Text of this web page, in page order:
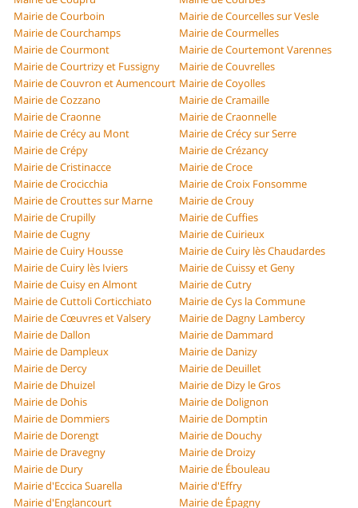
Mairie de Courboin
Mairie de Courcelles sur Vesle
Mairie de Courchamps
Mairie de Courmelles
Mairie de Courmont
Mairie de Courtemont Varennes
Mairie de Courtrizy et Fussigny
Mairie de Couvrelles
Mairie de Couvron et Aumencourt Mairie de Coyolles
Mairie de Cozzano
Mairie de Cramaille
Mairie de Craonne
Mairie de Craonnelle
Mairie de Crécy au Mont
Mairie de Crécy sur Serre
Mairie de Crépy
Mairie de Crézancy
Mairie de Cristinacce
Mairie de Croce
Mairie de Crocicchia
Mairie de Croix Fonsomme
Mairie de Crouttes sur Marne
Mairie de Crouy
Mairie de Crupilly
Mairie de Cuffies
Mairie de Cugny
Mairie de Cuirieux
Mairie de Cuiry Housse
Mairie de Cuiry lès Chaudardes
Mairie de Cuiry lès Iviers
Mairie de Cuissy et Geny
Mairie de Cuisy en Almont
Mairie de Cutry
Mairie de Cuttoli Corticchiato
Mairie de Cys la Commune
Mairie de Cœuvres et Valsery
Mairie de Dagny Lambercy
Mairie de Dallon
Mairie de Dammard
Mairie de Dampleux
Mairie de Danizy
Mairie de Dercy
Mairie de Deuillet
Mairie de Dhuizel
Mairie de Dizy le Gros
Mairie de Dohis
Mairie de Dolignon
Mairie de Dommiers
Mairie de Domptin
Mairie de Dorengt
Mairie de Douchy
Mairie de Dravegny
Mairie de Droizy
Mairie de Dury
Mairie de Ébouleau
Mairie d'Eccica Suarella
Mairie d'Effry
Mairie d'Englancourt
Mairie de Épagny